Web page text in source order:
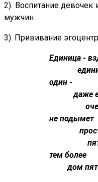
2). Воспитание девочек
мужчин.
3). Прививание
Единица -
один -
даже
очень
не подымет
тем более
дом